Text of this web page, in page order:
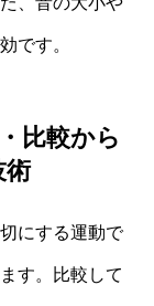
です。
比較から
術
にする運動で
す。比較して